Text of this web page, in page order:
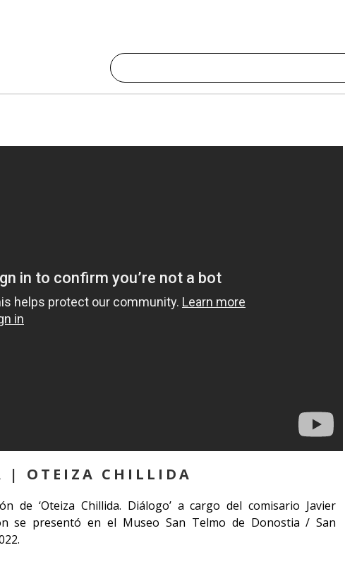
| OTEIZA CHILLIDA
de ‘Oteiza Chillida. Diálogo’ a cargo del comisario Javier
se presentó en el Museo San Telmo de Donostia / San